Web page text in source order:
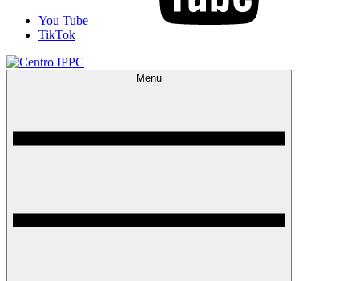
You Tube
TikTok
Menu